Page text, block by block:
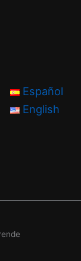
Español
English